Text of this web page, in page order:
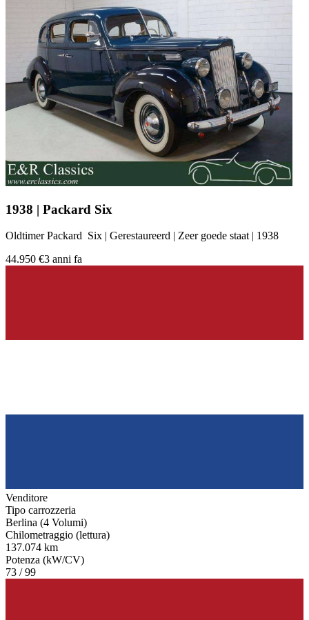
1938 | Packard Six
Oldtimer Packard Six | Gerestaureerd | Zeer goede staat | 1938
44.950 €3 anni fa
Venditore
Tipo carrozzeria
Berlina (4 Volumi)
Chilometraggio (lettura)
137.074 km
Potenza (kW/CV)
73 / 99